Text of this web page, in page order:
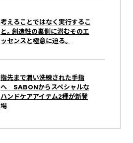
考えることではなく実行するこ
と。創造性の裏側に潜むそのエ
ッセンスと極意に迫る。
指先まで潤い洗練された手指
へ SABONからスペシャルな
ハンドケアアイテム2種が新登
場